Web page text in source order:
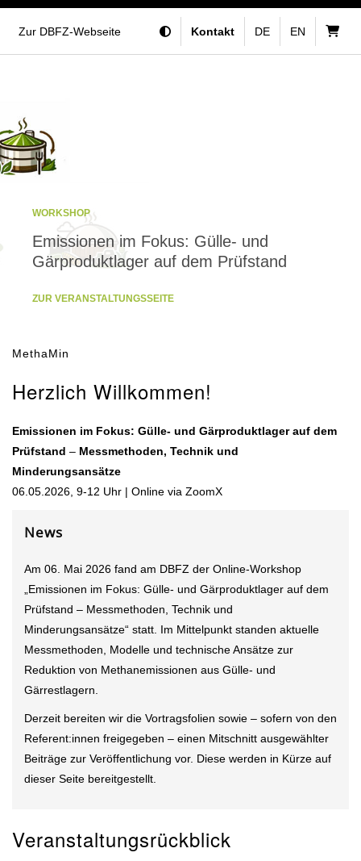
Zur DBFZ-Webseite Kontakt DE EN
WORKSHOP
Emissionen im Fokus: Gülle- und
Gärproduktlager auf dem Prüfstand
ZUR VERANSTALTUNGSSEITE
MethaMin
Herzlich Willkommen!
Emissionen im Fokus: Gülle- und Gärproduktlager auf dem
Prüfstand – Messmethoden, Technik und
Minderungsansätze
06.05.2026, 9-12 Uhr | Online via ZoomX
News
Am 06. Mai 2026 fand am DBFZ der Online-Workshop
„Emissionen im Fokus: Gülle- und Gärproduktlager auf dem
Prüfstand – Messmethoden, Technik und
Minderungsansätze“ statt. Im Mittelpunkt standen aktuelle
Messmethoden, Modelle und technische Ansätze zur
Reduktion von Methanemissionen aus Gülle- und
Gärrestlagern.
Derzeit bereiten wir die Vortragsfolien sowie – sofern von den
Referent:innen freigegeben – einen Mitschnitt ausgewählter
Beiträge zur Veröffentlichung vor. Diese werden in Kürze auf
dieser Seite bereitgestellt.
Veranstaltungsrückblick